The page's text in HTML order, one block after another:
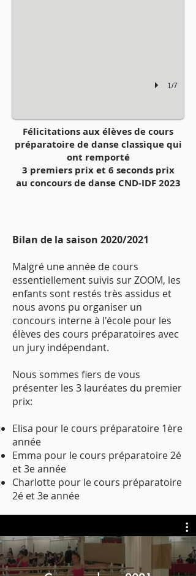
1/7
Félicitations aux élèves de cours
préparatoire de danse classique qui
ont remporté
3 premiers prix et 6 seconds prix
au concours de danse CND-IDF 2023
Bilan de la saison 2020/2021
Malgré une année de cours
essentiellement suivis sur ZOOM, les
enfants sont restés très assidus et
nous avons pu organiser un
concours interne à l'école pour les
élèves des cours préparatoires avec
un jury indépendant.
Nous sommes fiers de vous
présenter les 3 lauréates du premier
prix:
Elisa pour le cours préparatoire 1ère
année
Emma pour le cours préparatoire 2é
et 3e année
Charlotte pour le cours préparatoire
2é et 3e année